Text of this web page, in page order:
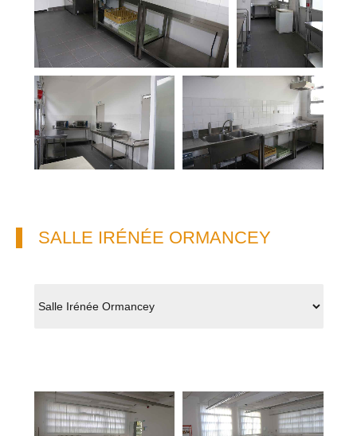
SALLE IRÉNÉE ORMANCEY